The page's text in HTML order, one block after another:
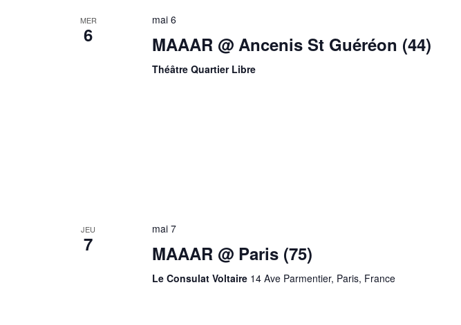
MER
6
mai 6
MAAAR @ Ancenis St Guéréon (44)
Théâtre Quartier Libre
JEU
7
mai 7
MAAAR @ Paris (75)
Le Consulat Voltaire 14 Ave Parmentier, Paris, France